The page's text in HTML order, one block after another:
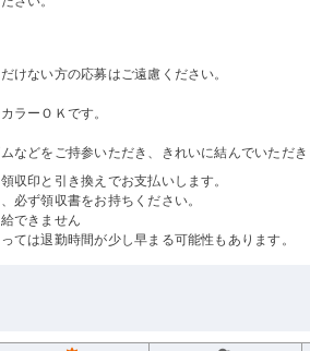
けない方の応募はご遠慮ください。
ラーＯＫです。
などをご持参いただき、きれいに結んでいただ
収印と引き換えでお支払いします。
必ず領収書をお持ちください。
できません
ては退勤時間が少し早まる可能性もあります。